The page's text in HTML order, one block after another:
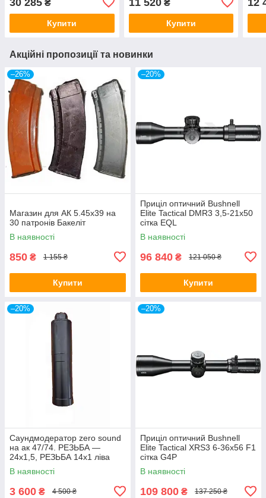
₴
Купити
₴
Купити
Акційні пропозиції та новинки
–26%
Магазин для АК 5.45х39 на
30 патронів Бакеліт
В наявності
850 ₴ 1 155 ₴
Купити
–20%
Приціл оптичний Bushnell
Elite Tactical DMR3 3,5-21x50
сітка EQL
В наявності
96 840 ₴ 121 050 ₴
Купити
–20%
Саундмодератор zero sound
на ак 47/74. РЕЗЬБА —
24х1,5, РЕЗЬБА 14х1 ліва
В наявності
3 600 ₴ 4 500 ₴
–20%
Приціл оптичний Bushnell
Elite Tactical XRS3 6-36x56 F1
сітка G4P
В наявності
109 800 ₴ 137 250 ₴